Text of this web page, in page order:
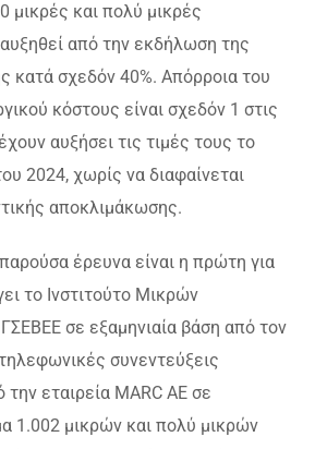
μικρές και πολύ μικρές
αυξηθεί από την εκδήλωση της
κατά σχεδόν 40%. Απόρροια του
κόστους είναι σχεδόν 1 στις
αυξήσει τις τιμές τους το
2024, χωρίς να διαφαίνεται
αποκλιμάκωσης.
έρευνα είναι η πρώτη για
το Ινστιτούτο Μικρών
σε εξαμηνιαία βάση από τον
συνεντεύξεις
εταιρεία MARC AE σε
1.002 μικρών και πολύ μικρών